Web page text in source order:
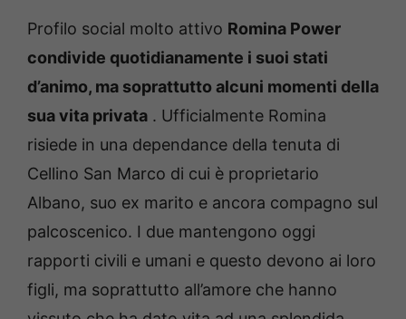
Profilo social molto attivo Romina Power
condivide quotidianamente i suoi stati
d’animo, ma soprattutto alcuni momenti della
sua vita privata . Ufficialmente Romina
risiede in una dependance della tenuta di
Cellino San Marco di cui è proprietario
Albano, suo ex marito e ancora compagno sul
palcoscenico. I due mantengono oggi
rapporti civili e umani e questo devono ai loro
figli, ma soprattutto all’amore che hanno